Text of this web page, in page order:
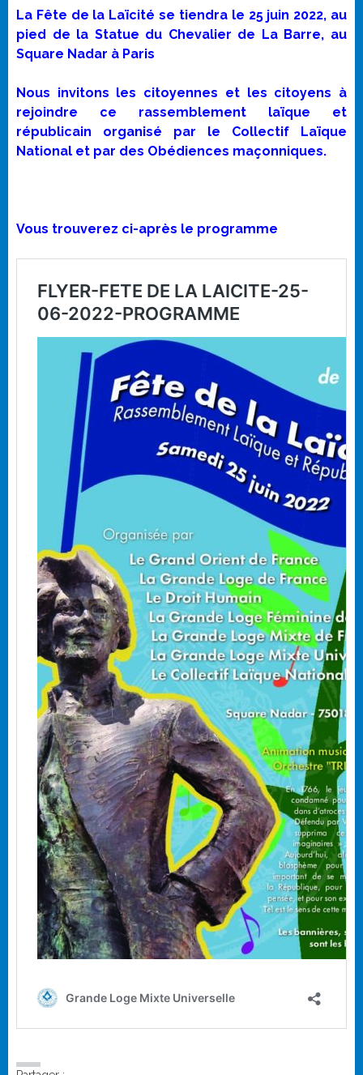
La Fête de la Laïcité se tiendra le 25 juin 2022, au
pied de la Statue du Chevalier de La Barre, au
Square Nadar à Paris
Nous invitons les citoyennes et les citoyens à
rejoindre ce rassemblement laïque et
républicain organisé par le Collectif Laïque
National et par des Obédiences maçonniques.
Vous trouverez ci-après le programme